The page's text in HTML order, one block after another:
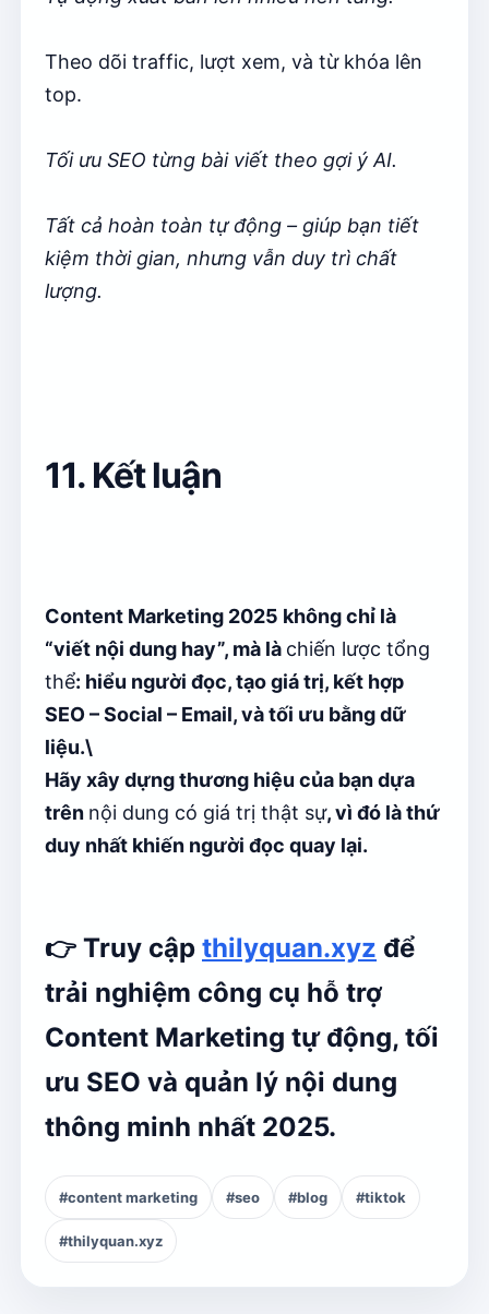
Theo dõi traffic, lượt xem, và từ khóa lên
top.
Tối ưu SEO từng bài viết theo gợi ý AI.
Tất cả hoàn toàn tự động – giúp bạn tiết
kiệm thời gian, nhưng vẫn duy trì chất
lượng.
11. Kết luận
Content Marketing 2025 không chỉ là
“viết nội dung hay”, mà là chiến lược tổng
thể: hiểu người đọc, tạo giá trị, kết hợp
SEO – Social – Email, và tối ưu bằng dữ
liệu.\
Hãy xây dựng thương hiệu của bạn dựa
trên nội dung có giá trị thật sự, vì đó là thứ
duy nhất khiến người đọc quay lại.
👉 Truy cập thilyquan.xyz để
trải nghiệm công cụ hỗ trợ
Content Marketing tự động, tối
ưu SEO và quản lý nội dung
thông minh nhất 2025.
#content marketing #seo #blog #tiktok
#thilyquan.xyz